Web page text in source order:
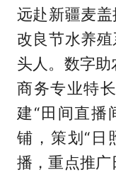
远赴新疆麦盖
改良节水养
头人。数字
商务专业特
建“田间直播
铺，策划“日
播，重点推